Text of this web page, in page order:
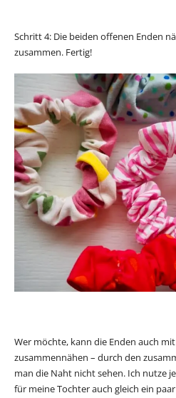
Schritt 4: Die beiden offenen Enden
zusammen. Fertig!
Wer möchte, kann die Enden auch
zusammennähen – durch den
man die Naht nicht sehen. Ich nutze
für meine Tochter auch gleich ein